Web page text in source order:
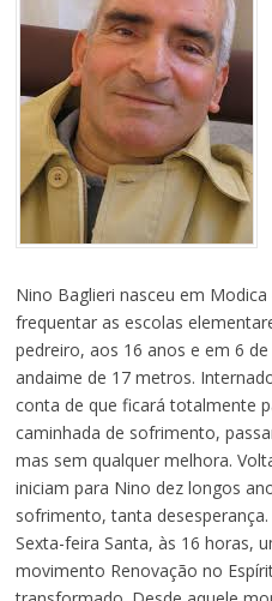
Nino Baglieri nasceu em
frequentar as escolas
pedreiro, aos 16 anos e em 6
andaime de 17 metros.
conta de que ficará totalmente
caminhada de sofrimento,
mas sem qualquer melhora.
iniciam para Nino dez longos
sofrimento, tanta
Sexta-feira Santa, às 16 horas,
movimento Renovação no